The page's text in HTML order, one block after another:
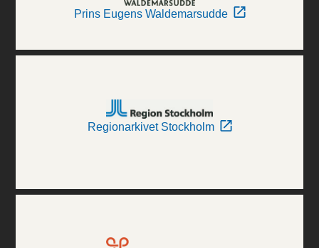
Prins Eugens Waldemarsudde
Regionarkivet Stockholm